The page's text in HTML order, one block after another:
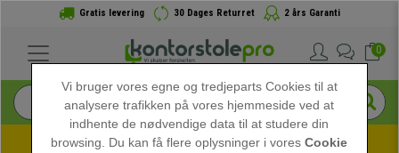
Gratis levering 30 Dages Returret 2 års Garanti
0
Vi bruger vores egne og tredjeparts Cookies til at
analysere trafikken på vores hjemmeside ved at
indhente de nødvendige data til at studere din
browsing. Du kan få flere oplysninger i voresCookie